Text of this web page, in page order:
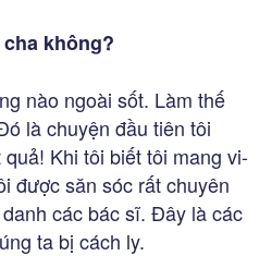
không?
nào ngoài sốt. Làm thế
là chuyện đầu tiên tôi
Khi tôi biết tôi mang vi-
được săn sóc rất chuyên
các bác sĩ. Đây là các
ta bị cách ly.